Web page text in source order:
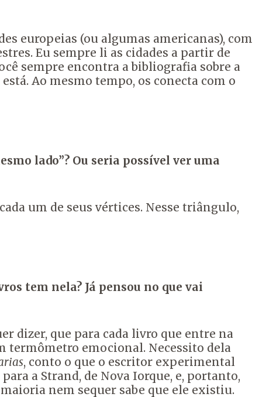
europeias (ou algumas americanas), com
Eu sempre li as cidades a partir de
sempre encontra a bibliografia sobre a
Ao mesmo tempo, os conecta com o
lado”? Ou seria possível ver uma
um de seus vértices. Nesse triângulo,
tem nela? Já pensou no que vai
dizer, que para cada livro que entre na
termômetro emocional. Necessito dela
, conto o que o escritor experimental
a Strand, de Nova Iorque, e, portanto,
nem sequer sabe que ele existiu.